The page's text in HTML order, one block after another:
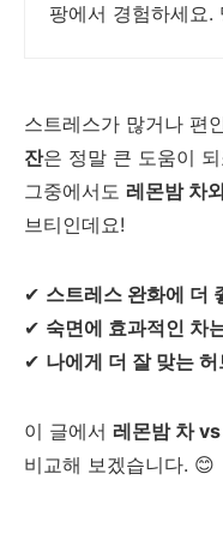
팡에서 경험하세요.
스트레스가 많거나 편
잔은 정말 큰 도움이 되
그중에서도 레몬밤 차
브티인데요!
✔ 스트레스 완화에 더
✔ 숙면에 효과적인 차
✔ 나에게 더 잘 맞는
이 글에서 레몬밤 차
비교해 보겠습니다. 😊